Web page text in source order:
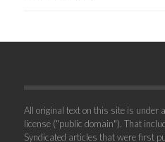
All original text on this site is under
license ("public domain"). That
Syndicated articles that were first